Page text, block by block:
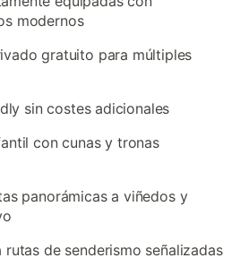
modernos
gratuito para múltiples
sin costes adicionales
con cunas y tronas
panorámicas a viñedos y
de senderismo señalizadas